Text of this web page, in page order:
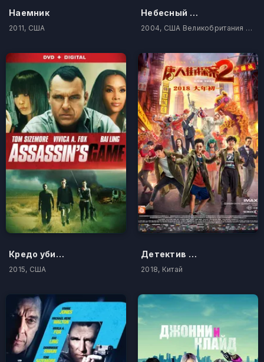
Наемник
2011, США
Небесный капитан и Мир будущего
2004, США Великобритания Италия
Кредо убийцы
2015, США
Детектив из Чайнатауна 2
2018, Китай